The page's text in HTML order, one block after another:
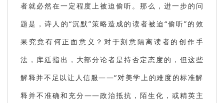
者就必然在一定程度上被迫偷听。那么，进一步的问
题是，诗人的“沉默”策略造成的读者被迫“偷听”的效
果究竟有何正面意义？对于刻意隔离读者的创作手
法，库廷指出，大部分论者是持否定态度的，但这些
解释并不足以让人信服——“对美学上的难度的标准解
释并不准确和充分——政治抵抗，陌生化，或精英主